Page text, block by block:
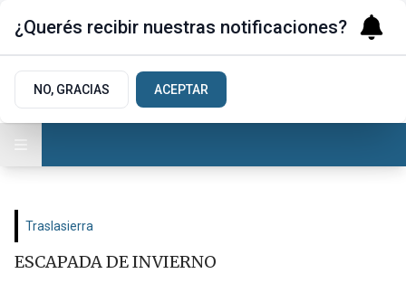
Traslasierra
ESCAPADA DE INVIERNO
¿Querés recibir nuestras notificaciones?
NO, GRACIAS ACEPTAR